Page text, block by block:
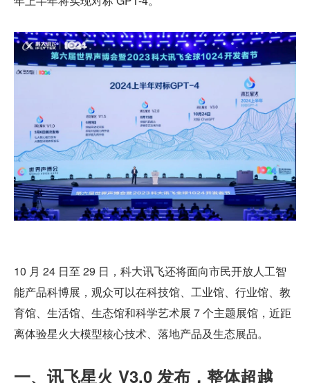
10 月 24 日至 29 日，科大讯飞还将面向市民开放人工智
能产品科博展，观众可以在科技馆、工业馆、行业馆、教
育馆、生活馆、生态馆和科学艺术展 7 个主题展馆，近距
离体验星火大模型核心技术、落地产品及生态展品。
一、讯飞星火 V3.0 发布，整体超越